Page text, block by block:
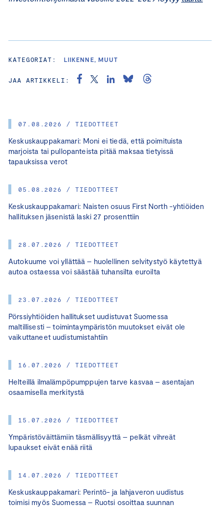
07.08.2026 / TIEDOTTEET
Keskuskauppakamari: Moni ei tiedä, että poimituista
marjoista tai pullopanteista pitää maksaa tietyissä
tapauksissa verot
05.08.2026 / TIEDOTTEET
Keskuskauppakamari: Naisten osuus First North -yhtiöiden
hallituksen jäsenistä laski 27 prosenttiin
28.07.2026 / TIEDOTTEET
Autokuume voi yllättää – huolellinen selvitystyö käytettyä
autoa ostaessa voi säästää tuhansilta euroilta
23.07.2026 / TIEDOTTEET
Pörssiyhtiöiden hallitukset uudistuvat Suomessa
maltillisesti – toimintaympäristön muutokset eivät ole
vaikuttaneet uudistumistahtiin
16.07.2026 / TIEDOTTEET
Helteillä ilmalämpöpumppujen tarve kasvaa – asentajan
osaamisella merkitystä
15.07.2026 / TIEDOTTEET
Ympäristöväittämiin täsmällisyyttä – pelkät vihreät
lupaukset eivät enää riitä
14.07.2026 / TIEDOTTEET
Keskuskauppakamari: Perintö- ja lahjaveron uudistus
toimisi myös Suomessa – Ruotsi osoittaa suunnan
KATEGORIAT: LIIKENNE, MUUT
JAA ARTIKKELI: